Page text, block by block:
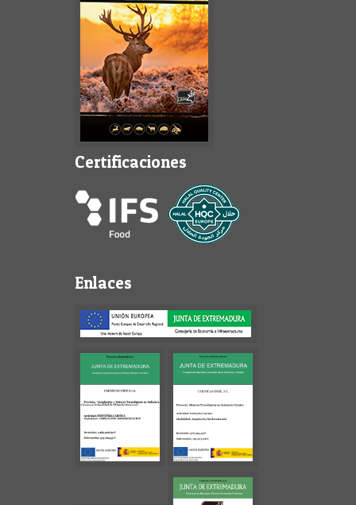
Certificaciones
Enlaces